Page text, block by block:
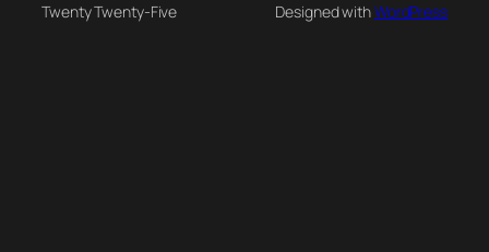
Twenty Twenty-Five Designed withWordPress